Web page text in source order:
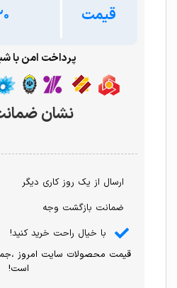
قیمت
پرداخت امن با
نشان
ارسال از یک روز کاری دیگر
ضمانت بازگشت وجه
با خیال راحت خرید کنید!
است!